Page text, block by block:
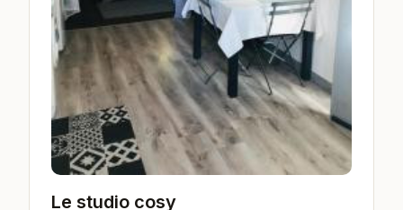
Le studio cosy